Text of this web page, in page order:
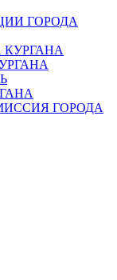
ГОРОДА
КУРГАНА
ГОРОДА